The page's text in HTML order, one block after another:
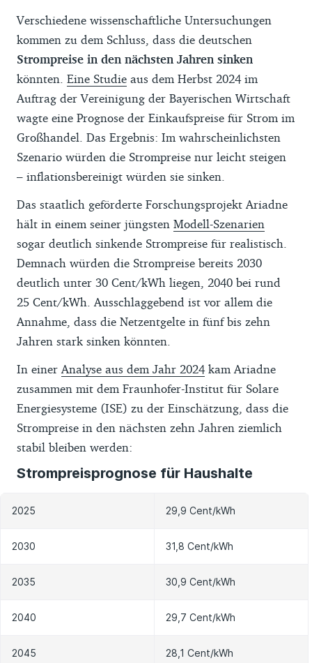
Verschiedene wissenschaftliche Untersuchungen
kommen zu dem Schluss, dass die deutschen
Strompreise in den nächsten Jahren sinken
könnten. Eine Studie aus dem Herbst 2024 im
Auftrag der Vereinigung der Bayerischen Wirtschaft
wagte eine Prognose der Einkaufspreise für Strom im
Großhandel. Das Ergebnis: Im wahrscheinlichsten
Szenario würden die Strompreise nur leicht steigen
– inflationsbereinigt würden sie sinken.
Das staatlich geförderte Forschungsprojekt Ariadne
hält in einem seiner jüngsten Modell-Szenarien
sogar deutlich sinkende Strompreise für realistisch.
Demnach würden die Strompreise bereits 2030
deutlich unter 30 Cent/kWh liegen, 2040 bei rund
25 Cent/kWh. Ausschlaggebend ist vor allem die
Annahme, dass die Netzentgelte in fünf bis zehn
Jahren stark sinken könnten.
In einer Analyse aus dem Jahr 2024kam Ariadne
zusammen mit dem Fraunhofer-Institut für Solare
Energiesysteme (ISE) zu der Einschätzung, dass die
Strompreise in den nächsten zehn Jahren ziemlich
stabil bleiben werden:
Strompreisprognose für Haushalte
2025 29,9 Cent/kWh
2030 31,8 Cent/kWh
2035 30,9 Cent/kWh
2040 29,7 Cent/kWh
2045 28,1 Cent/kWh